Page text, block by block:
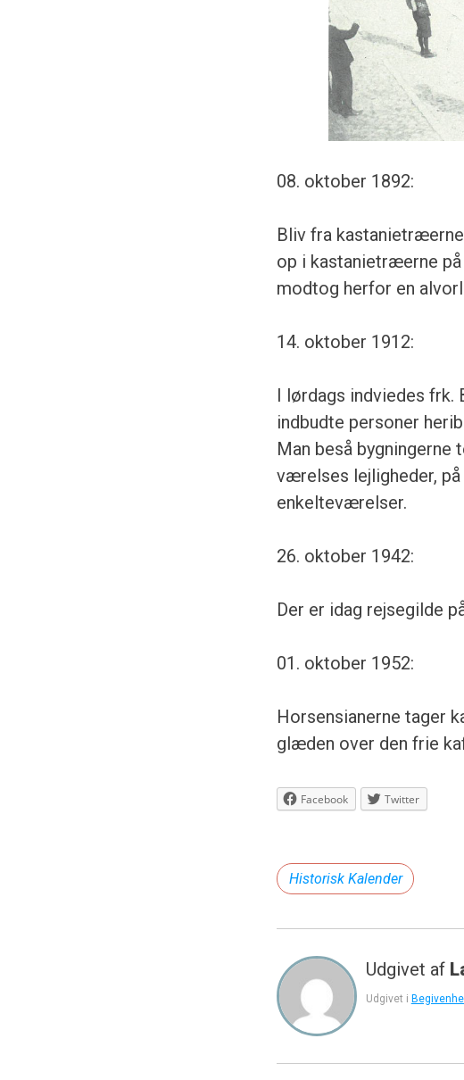
08. oktober 1892:
Bliv fra
op i kastanietræerne
modtog herfor en
14. oktober 1912:
I lørdags indviedes
indbudte personer
Man beså bygningerne
værelses lejligheder,
enkelteværelser.
26. oktober 1942:
Der er idag rejsegilde
01. oktober 1952:
Horsensianerne tager
glæden over den frie
Facebook Twitter
Historisk Kalender
Udgivet af
Udgivet i